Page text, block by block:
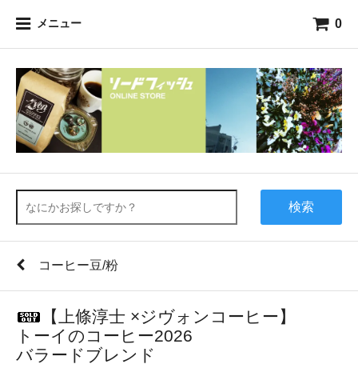
メニュー 0
検索
コーヒー豆/粉
【上條淳士 ×ジヴォンコーヒー】
トーイのコーヒー2026
バラードブレンド